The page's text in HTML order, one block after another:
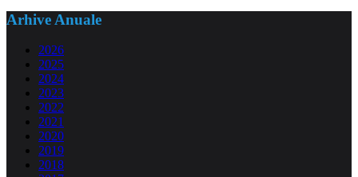
Arhive Anuale
2026
2025
2024
2023
2022
2021
2020
2019
2018